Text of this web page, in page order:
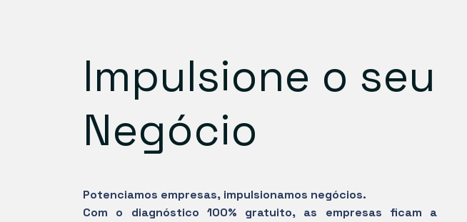
Impulsione o seu
Negócio
Potenciamos empresas, impulsionamos negócios.
Com o diagnóstico 100% gratuito, as empresas ficam a